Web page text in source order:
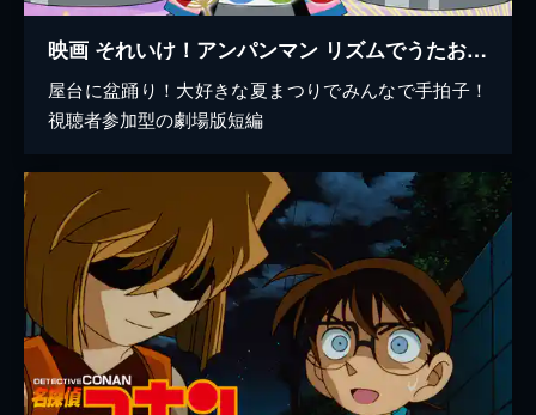
映画 それいけ！アンパンマン リズムでうたおう！アンパンマン夏まつり
屋台に盆踊り！大好きな夏まつりでみんなで手拍子！
視聴者参加型の劇場版短編